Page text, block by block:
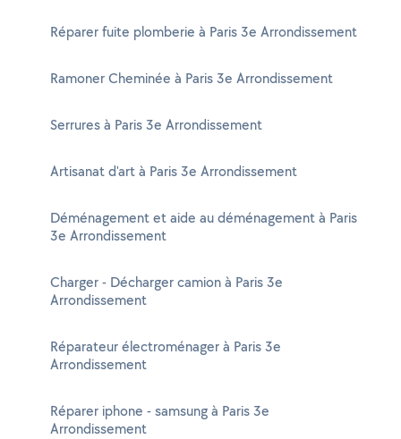
Réparer fuite plomberie à Paris 3e Arrondissement
Ramoner Cheminée à Paris 3e Arrondissement
Serrures à Paris 3e Arrondissement
Artisanat d'art à Paris 3e Arrondissement
Déménagement et aide au déménagement à Paris
3e Arrondissement
Charger - Décharger camion à Paris 3e
Arrondissement
Réparateur électroménager à Paris 3e
Arrondissement
Réparer iphone - samsung à Paris 3e
Arrondissement